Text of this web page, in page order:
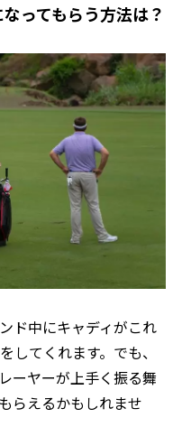
ってもらう方法は？
ド中にキャディがこれ
してくれます。でも、
ーヤーが上手く振る舞
らえるかもしれませ